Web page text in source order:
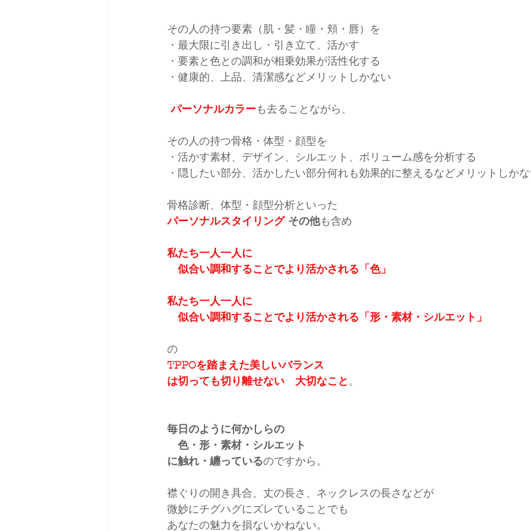
その人の持つ要素（肌・髪・瞳・頬・唇）を
・最大限に引き出し・引き立て、活かす
・要素と色との調和が相乗効果が活性化する
・健康的、上品、清潔感などメリットしかない
パーソナルカラーも去ることながら、
その人の持つ骨格・体型・顔型を
・活かす素材、デザイン、シルエット、ボリューム感を分析する
・隠したい部分、活かしたい部分何れも効果的に整えるなどメリットしか
骨格診断、体型・顔型分析といった
パーソナルスタイリング その他も含め
私たち一人一人に
似合い調和することでより活かされる「色」
私たち一人一人に
似合い調和することでより活かされる「形・素材・シルエット」
の
TPPOを踏まえた美しいバランス
は切っても切り離せない　大切なこと 。
毎日のように何かしらの
色・形・素材・シルエット
に触れ・纏っているのですから。
襟ぐりの開き具合、丈の長さ、ネックレスの長さなどが
微妙にチグハグにズレていることでも
あなたの魅力を損ないかねない。